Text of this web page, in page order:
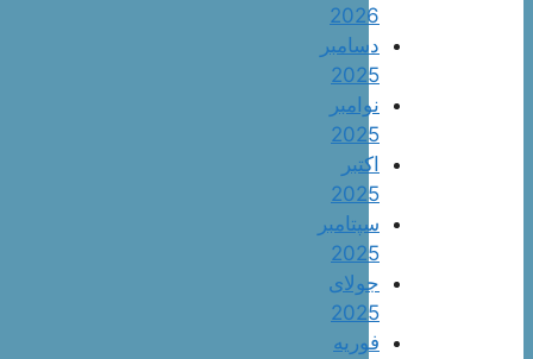
2026
دسامبر
2025
نوامبر
2025
اکتبر
2025
سپتامبر
2025
جولای
2025
فوریه